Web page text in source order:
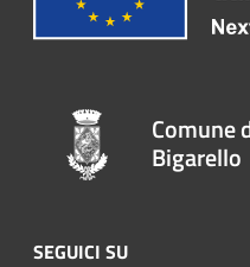
Comune
Bigarello
SEGUICI SU